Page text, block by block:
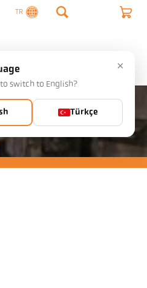
TR
İletişim ×
switch to English?
Türkçe